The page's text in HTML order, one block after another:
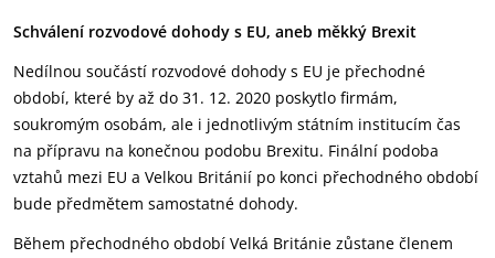
Schválení rozvodové dohody s EU, aneb měkký Brexit
Nedílnou součástí rozvodové dohody s EU je přechodné
období, které by až do 31. 12. 2020 poskytlo firmám,
soukromým osobám, ale i jednotlivým státním institucím čas
na přípravu na konečnou podobu Brexitu. Finální podoba
vztahů mezi EU a Velkou Británií po konci přechodného období
bude předmětem samostatné dohody.
Během přechodného období Velká Británie zůstane členem